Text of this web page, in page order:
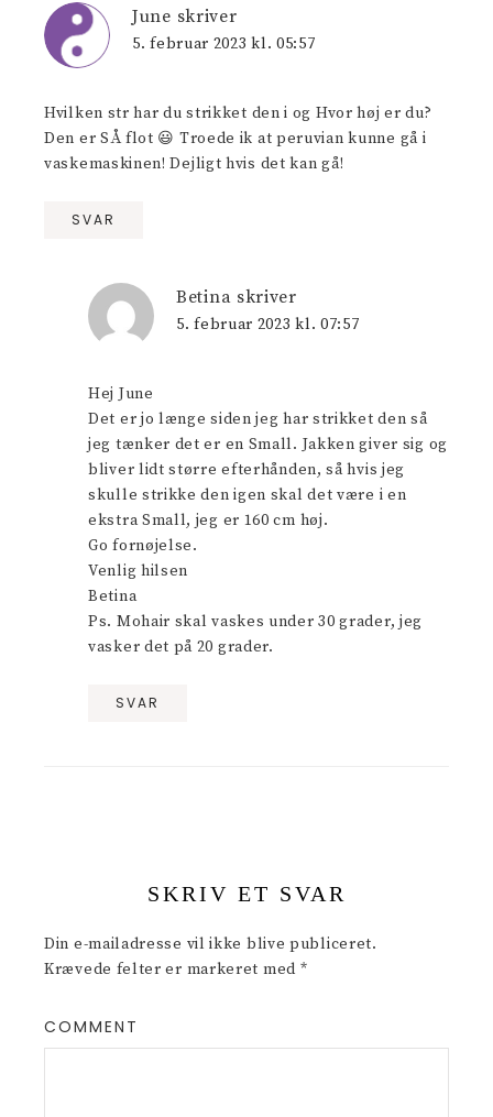
June skriver
5. februar 2023 kl. 05:57
Hvilken str har du strikket den i og Hvor høj er du?
Den er SÅ flot 😃 Troede ik at peruvian kunne gå i
vaskemaskinen! Dejligt hvis det kan gå!
SVAR
Betina skriver
5. februar 2023 kl. 07:57
Hej June
Det er jo længe siden jeg har strikket den så
jeg tænker det er en Small. Jakken giver sig og
bliver lidt større efterhånden, så hvis jeg
skulle strikke den igen skal det være i en
ekstra Small, jeg er 160 cm høj.
Go fornøjelse.
Venlig hilsen
Betina
Ps. Mohair skal vaskes under 30 grader, jeg
vasker det på 20 grader.
SVAR
SKRIV ET SVAR
Din e-mailadresse vil ikke blive publiceret.
Krævede felter er markeret med *
COMMENT